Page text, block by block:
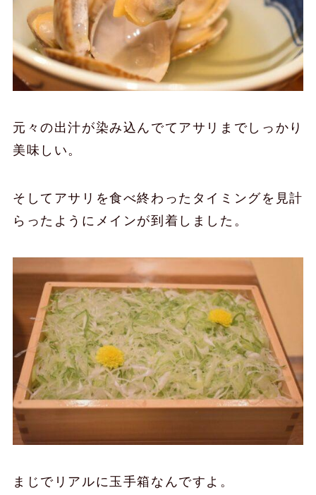
元々の出汁が染み込んでてアサリまでしっかり
美味しい。
そしてアサリを食べ終わったタイミングを見計
らったようにメインが到着しました。
まじでリアルに玉手箱なんですよ。